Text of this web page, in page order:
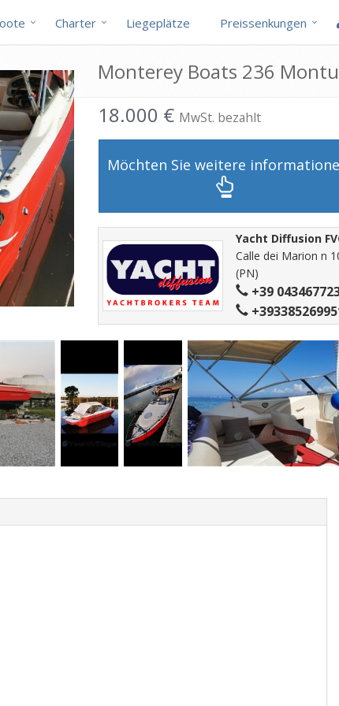
Charter Liegeplätze Preissenkungen
Monterey Boats 236
18.000 € MwSt. bezahlt
Möchten Sie weitere
Yacht Diffusion
Calle dei Marion n
(PN)
+39